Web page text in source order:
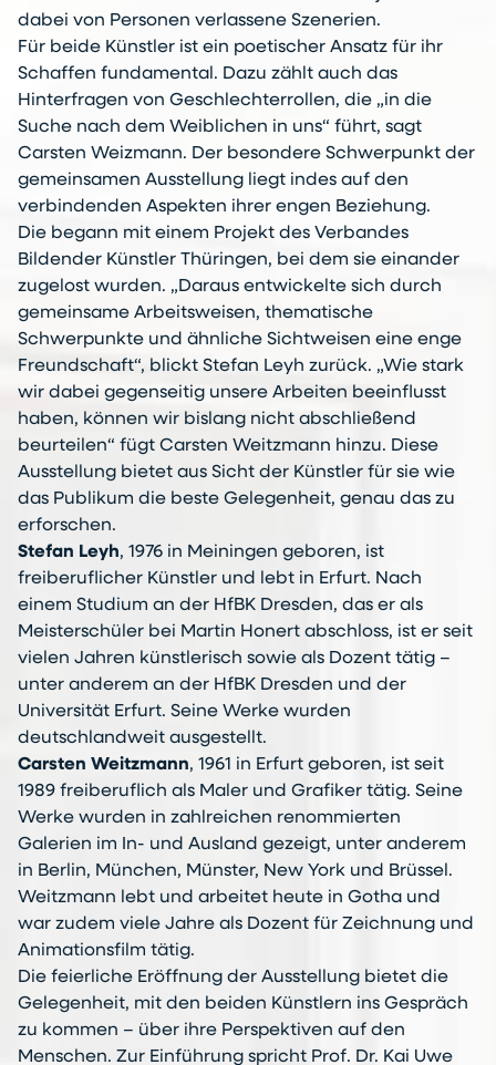
dabei von Personen verlassene Szenerien.
Für beide Künstler ist ein poetischer Ansatz für ihr
Schaffen fundamental. Dazu zählt auch das
Hinterfragen von Geschlechterrollen, die „in die
Suche nach dem Weiblichen in uns“ führt, sagt
Carsten Weizmann. Der besondere Schwerpunkt der
gemeinsamen Ausstellung liegt indes auf den
verbindenden Aspekten ihrer engen Beziehung.
Die begann mit einem Projekt des Verbandes
Bildender Künstler Thüringen, bei dem sie einander
zugelost wurden. „Daraus entwickelte sich durch
gemeinsame Arbeitsweisen, thematische
Schwerpunkte und ähnliche Sichtweisen eine enge
Freundschaft“, blickt Stefan Leyh zurück. „Wie stark
wir dabei gegenseitig unsere Arbeiten beeinflusst
haben, können wir bislang nicht abschließend
beurteilen“ fügt Carsten Weitzmann hinzu. Diese
Ausstellung bietet aus Sicht der Künstler für sie wie
das Publikum die beste Gelegenheit, genau das zu
erforschen.
Stefan Leyh, 1976 in Meiningen geboren, ist
freiberuflicher Künstler und lebt in Erfurt. Nach
einem Studium an der HfBK Dresden, das er als
Meisterschüler bei Martin Honert abschloss, ist er seit
vielen Jahren künstlerisch sowie als Dozent tätig –
unter anderem an der HfBK Dresden und der
Universität Erfurt. Seine Werke wurden
deutschlandweit ausgestellt.
Carsten Weitzmann, 1961 in Erfurt geboren, ist seit
1989 freiberuflich als Maler und Grafiker tätig. Seine
Werke wurden in zahlreichen renommierten
Galerien im In- und Ausland gezeigt, unter anderem
in Berlin, München, Münster, New York und Brüssel.
Weitzmann lebt und arbeitet heute in Gotha und
war zudem viele Jahre als Dozent für Zeichnung und
Animationsfilm tätig.
Die feierliche Eröffnung der Ausstellung bietet die
Gelegenheit, mit den beiden Künstlern ins Gespräch
zu kommen – über ihre Perspektiven auf den
Menschen. Zur Einführung spricht Prof. Dr. Kai Uwe